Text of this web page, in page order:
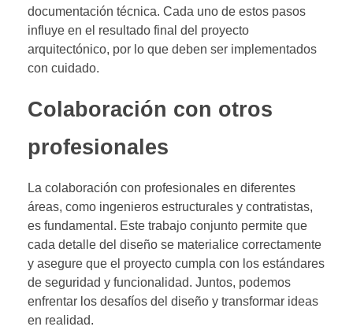
documentación técnica. Cada uno de estos pasos
influye en el resultado final del proyecto
arquitectónico, por lo que deben ser implementados
con cuidado.
Colaboración con otros
profesionales
La colaboración con profesionales en diferentes
áreas, como ingenieros estructurales y contratistas,
es fundamental. Este trabajo conjunto permite que
cada detalle del diseño se materialice correctamente
y asegure que el proyecto cumpla con los estándares
de seguridad y funcionalidad. Juntos, podemos
enfrentar los desafíos del diseño y transformar ideas
en realidad.